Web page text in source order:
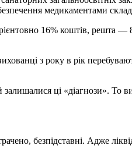
медикаментами
16% коштів,
з року в рік
ці «діагнози». То
безпідставні. Адже